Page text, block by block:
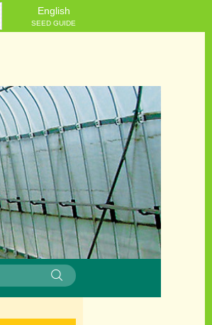
English
SEED GUIDE